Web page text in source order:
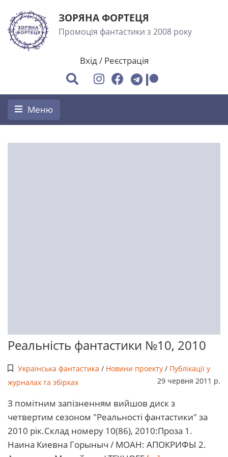
ЗОРЯНА ФОРТЕЦЯ
Промоція фантастики з 2008 року
Вхід/ Реєстрація
Меню
Реальність фантастики №10, 2010
Українська фантастика / Новини проекту/ Публікації у
журналах та збірках
29 червня 2011 р.
З помітним запізненням вийшов диск з
четвертим сезоном "Реальності фантастики" за
2010 рік.Склад номеру 10(86), 2010:Проза 1.
Наина Киевна Горыныч / МОАН: АПОКРИФЫ 2.